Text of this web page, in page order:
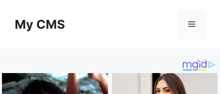
contentMy CMS Menu